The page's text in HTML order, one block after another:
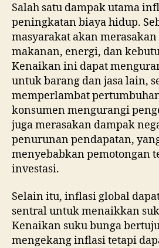
Salah satu dampak utama
peningkatan biaya hidup.
masyarakat akan
makanan, energi, dan
Kenaikan ini dapat
untuk barang dan jasa lain,
memperlambat
konsumen mengurangi
juga merasakan dampak
penurunan pendapatan,
menyebabkan pemotongan
investasi.
Selain itu, inflasi global
sentral untuk menaikkan
Kenaikan suku bunga
mengekang inflasi tetapi